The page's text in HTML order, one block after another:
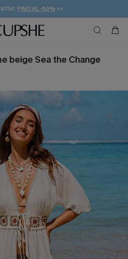
FINO AL -50%>>
GRATUITA DA 49€
I NUOVI: 20% DI SCONTO*
beige Sea the Change